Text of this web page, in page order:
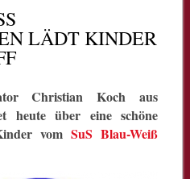
LÄDT KINDER Z
Christian Koch aus
heute über eine schöne
vomSuS Blau-Weiß